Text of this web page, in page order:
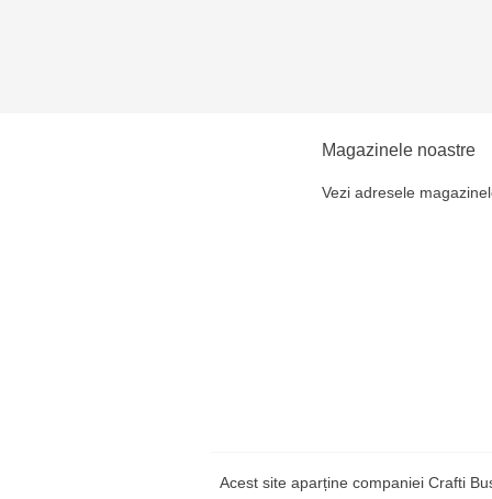
Magazinele noastre
Vezi adresele
Acest site aparține companiei Crafti